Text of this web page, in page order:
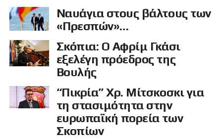
Ναυάγια στους βάλτους των
«Πρεσπών»…
Σκόπια: Ο Αφρίμ Γκάσι
εξελέγη πρόεδρος της
Βουλής
“Πικρία” Χρ. Μίτσκοσκι για
τη στασιμότητα στην
ευρωπαϊκή πορεία των
Σκοπίων